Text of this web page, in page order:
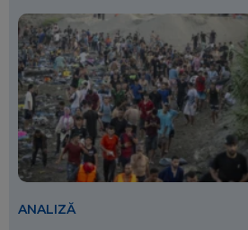
ANALIZĂ